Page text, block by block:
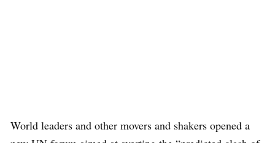
World leaders and other movers and shakers opened a